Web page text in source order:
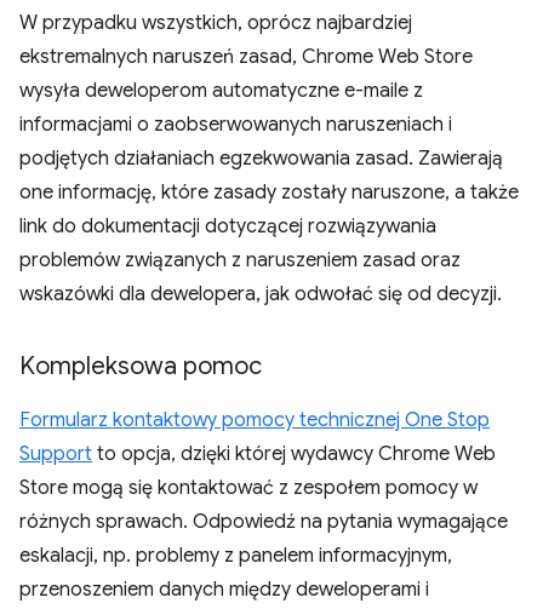
W przypadku wszystkich, oprócz najbardziej
ekstremalnych naruszeń zasad, Chrome Web Store
wysyła deweloperom automatyczne e-maile z
informacjami o zaobserwowanych naruszeniach i
podjętych działaniach egzekwowania zasad. Zawierają
one informację, które zasady zostały naruszone, a także
link do dokumentacji dotyczącej rozwiązywania
problemów związanych z naruszeniem zasad oraz
wskazówki dla dewelopera, jak odwołać się od decyzji.
Kompleksowa pomoc
Formularz kontaktowy pomocy technicznej One Stop
Support to opcja, dzięki której wydawcy Chrome Web
Store mogą się kontaktować z zespołem pomocy w
różnych sprawach. Odpowiedź na pytania wymagające
eskalacji, np. problemy z panelem informacyjnym,
przenoszeniem danych między deweloperami i